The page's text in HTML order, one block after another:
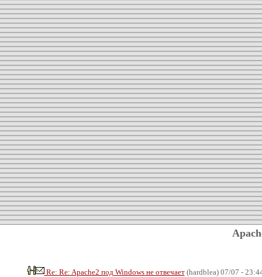
Re: Re: Apache2 под Windows не отвечает(hardblea) 07/07 -